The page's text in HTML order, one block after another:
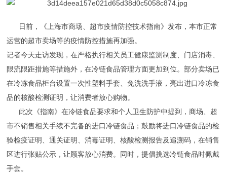
日前，《上海市商场、超市疫情防控技术指南》发布，本市正常
运营的超市卖场等的疫情防控措施再加强。
记者今天走访发现，在严格执行相关员工健康监测制度、门店消毒、
限流限距措施等措施外，在冷链食品管理方面更加到位。部分卖场已
在冷冻食品柜台设置一次性塑料手套 、免洗洗手液，亮出进口冷冻食
品的核酸检测证明，让消费者放心购物。
此次《指南》在冷链食品要求和个人卫生防护中提到，商场、超
市不销售相关手续不完备的进口冷链食品；鼓励将进口冷链食品的检
验检疫证明、通关证明、消毒证明、核酸检测报告及追溯码，在销售
区进行张贴公示，让顾客放心消费。同时，提倡挑选冷链食品时佩戴
手套。